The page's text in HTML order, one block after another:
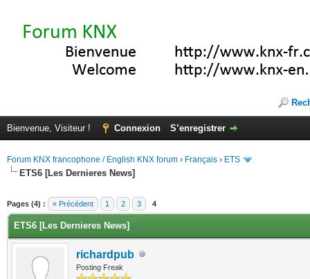
Bienvenue, Visiteur ! Connexion S’enregistrer
Forum KNX francophone / English KNX forum › Français › ETS
ETS6 [Les Dernieres News]
Pages (4) : « Précédent 1 2 3 4
ETS6 [Les Dernieres News]
richardpub
Posting Freak